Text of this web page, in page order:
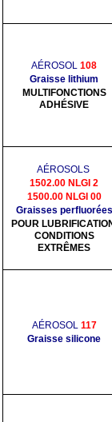
AÉROSOL 108
Graisse lithium
MULTIFONCTIONS
ADHÉSIVE
AÉROSOLS
1502.00 NLGI 2
1500.00 NLGI 00
Graisses perfluorées
POUR
CONDITIONS
EXTRÊMES
AÉROSOL117
Graisse silicone